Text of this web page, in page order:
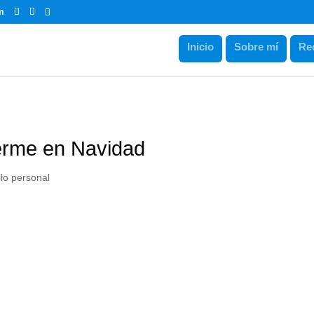
Inicio Sobre mí
en Navidad
personal